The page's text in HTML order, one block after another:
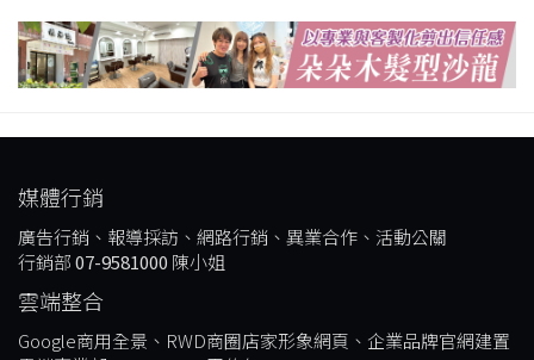
媒體行銷
廣告行銷、報導採訪、網路行銷、異業合作、活動公關
行銷部07-9581000 陳小姐
雲端整合
Google商用全景、RWD商圈店家形象網頁、企業品牌官網建置